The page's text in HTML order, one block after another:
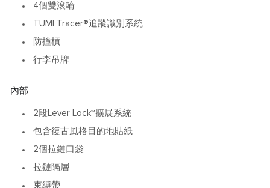
4個雙滾輪
TUMI Tracer®追蹤識別系統
防撞槓
行李吊牌
內部
2段Lever Lock™擴展系統
包含復古風格目的地貼紙
2個拉鏈口袋
拉鏈隔層
束縛帶